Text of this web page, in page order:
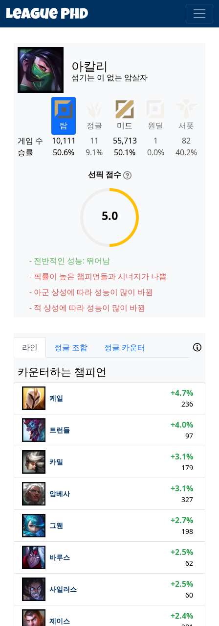
아칼리
섬기는 이 없는 암살자
탑 정글 미드 원딜
서폿
게임 수
10,111 11 55,713 1
82
승률
50.6% 9.1% 50.1% 0.0% 40.2%
선픽 점수
5.0
- 전반적인 성능: 뛰어남
- 픽률이 높은 챔피언들과 시너지가 나쁨
- 아군 상성에 따라 성능이 많이 바뀜
- 적 상성에 따라 성능이 많이 바뀜
라인 정글 조합 정글 카운터
카운터하는 챔피언
케일 +4.7%
236
트런들 +4.0%
97
카밀 +3.1%
179
암베사 +3.1%
327
그웬 +2.7%
198
바루스 +2.5%
62
사일러스 +2.5%
60
제이스 +2.4%